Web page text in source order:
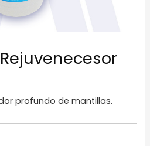
profundo de mantillas.